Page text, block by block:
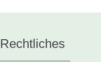
Rechtliches